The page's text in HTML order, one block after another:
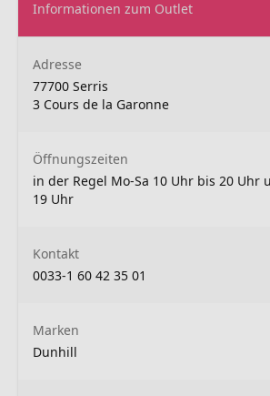
Informationen zum Outlet
Adresse
77700 Serris
3 Cours de la Garonne
Öffnungszeiten
in der Regel Mo-Sa 10 Uhr bis 20 Uhr
19 Uhr
Kontakt
0033-1 60 42 35 01
Marken
Dunhill